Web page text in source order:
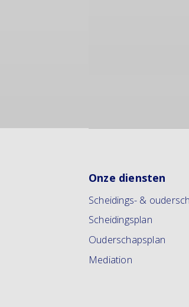
Onze diensten
Scheidings- &
Scheidingsplan
Ouderschapsplan
Mediation